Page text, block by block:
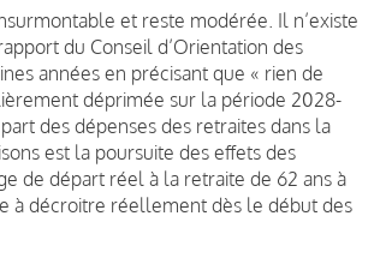
et reste modérée. Il n’existe
du Conseil d’Orientation des
années en précisant que « rien de
déprimée sur la période 2028-
des dépenses des retraites dans la
est la poursuite des effets des
de départ réel à la retraite de 62 ans à
à décroitre réellement dès le début des